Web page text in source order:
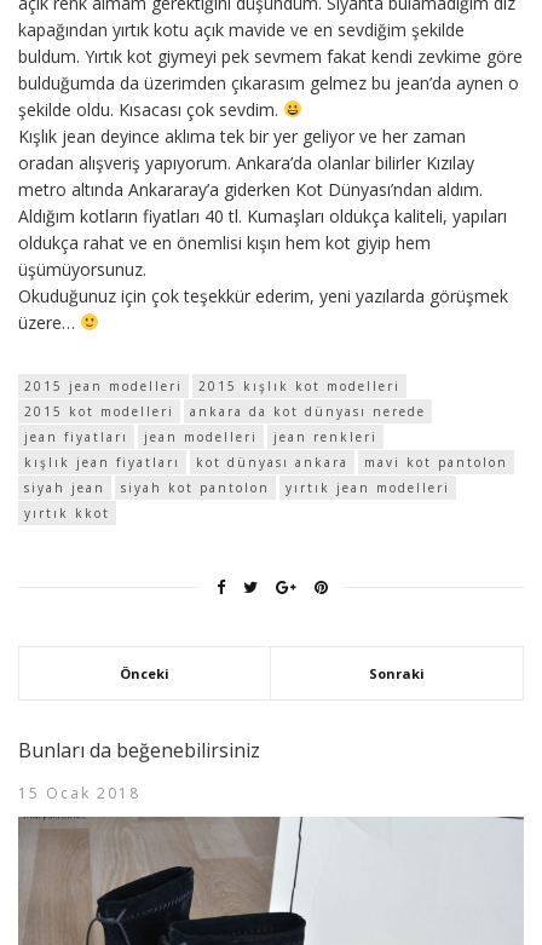
kapağından yırtık kotu açık mavide ve en sevdiğim şekilde
buldum. Yırtık kot giymeyi pek sevmem fakat kendi zevkime göre
bulduğumda da üzerimden çıkarasım gelmez bu jean’da aynen o
şekilde oldu. Kısacası çok sevdim.
Kışlık jean deyince aklıma tek bir yer geliyor ve her zaman
oradan alışveriş yapıyorum. Ankara’da olanlar bilirler Kızılay
metro altında Ankararay’a giderken Kot Dünyası’ndan aldım.
Aldığım kotların fiyatları 40 tl. Kumaşları oldukça kaliteli, yapıları
oldukça rahat ve en önemlisi kışın hem kot giyip hem
üşümüyorsunuz.
Okuduğunuz için çok teşekkür ederim, yeni yazılarda görüşmek
üzere…
2015 jean modelleri
2015 kışlık kot modelleri
2015 kot modelleri
ankara da kot dünyası nerede
jean fiyatları
jean modelleri
jean renkleri
kışlık jean fiyatları
kot dünyası ankara
mavi kot pantolon
siyah jean
siyah kot pantolon
yırtık jean modelleri
yırtık kkot
Önceki Sonraki
Bunları da beğenebilirsiniz
15 Ocak 2018